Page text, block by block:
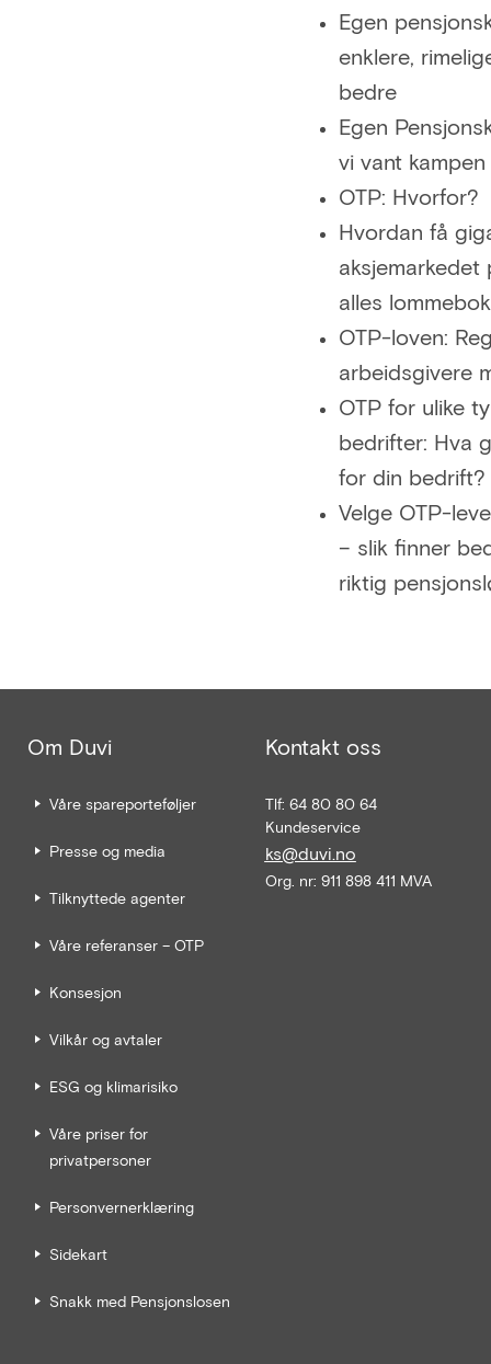
Egen
enklere,
bedre
Egen
vi vant kampen
OTP: Hvorfor?
Hvordan få
aksjemarkedet
alles lommebok
OTP-loven:
arbeidsgivere
OTP for ulike
bedrifter: Hva
for din bedrift?
Velge OTP-
– slik finner
riktig
Om Duvi
Våre spareporteføljer
Presse og media
Tilknyttede agenter
Våre referanser – OTP
Konsesjon
Vilkår og avtaler
ESG og klimarisiko
Våre priser for
privatpersoner
Personvernerklæring
Sidekart
Snakk med Pensjonslosen
Kontakt oss
Tlf: 64 80 80 64
Kundeservice
ks@duvi.no
Org. nr: 911 898 411 MVA